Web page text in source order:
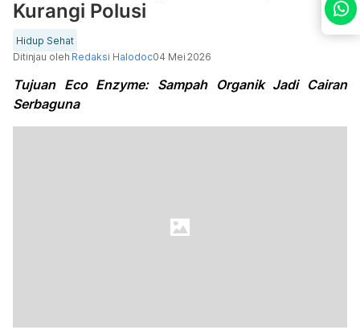
Kurangi Polusi
Hidup Sehat
Ditinjau oleh Redaksi Halodoc04 Mei 2026
Tujuan Eco Enzyme: Sampah Organik Jadi Cairan
Serbaguna